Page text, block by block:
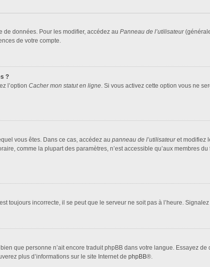
de données. Pour les modifier, accédez au Panneau de l’utilisateur
de votre compte.
?
l’option Cacher mon statut en ligne. Si vous activez cette option vous ne
vous êtes. Dans ce cas, accédez au panneau de l’utilisateuret modifiez
comme la plupart des paramètres, n’est accessible qu’aux membres
toujours incorrecte, il se peut que le serveur ne soit pas à l’heure.
que personne n’ait encore traduit phpBB dans votre langue. Essayez
plus d’informations sur le site Internet de phpBB®.